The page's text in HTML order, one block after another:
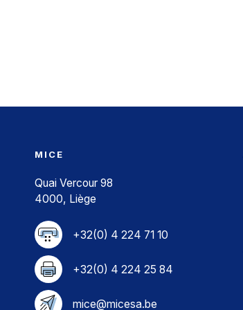
MICE
Quai Vercour 98
4000, Liège
+32(0) 4 224 71 10
+32(0) 4 224 25 84
mice@micesa.be